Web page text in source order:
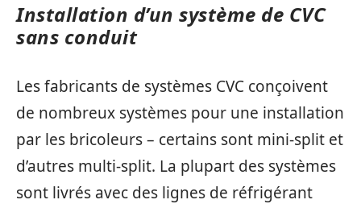
Installation d’un système de CVC
sans conduit
Les fabricants de systèmes CVC conçoivent
de nombreux systèmes pour une installation
par les bricoleurs – certains sont mini-split et
d’autres multi-split. La plupart des systèmes
sont livrés avec des lignes de réfrigérant